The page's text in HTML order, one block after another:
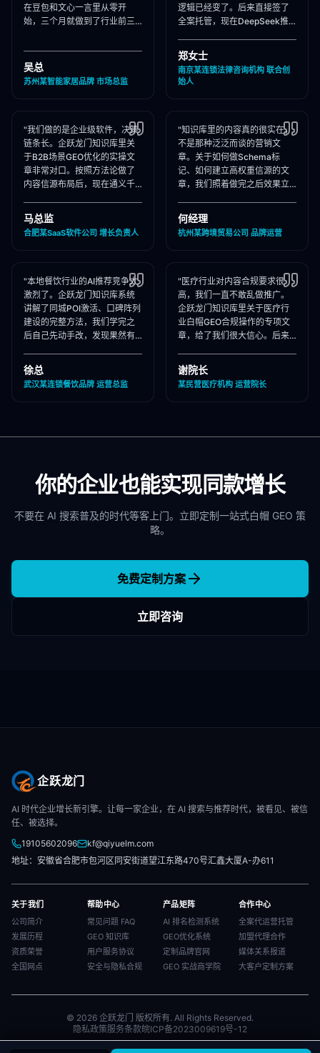
在豆包和文心一言里从零开
始，三个月就做到了行业前三
藏！"
吴总
苏州某智能家居品牌 市场总监
逻辑已经变了。后来直接签了
全案托管，现在DeepSeek推
现，成单率提升惊人！"
郑女士
南京某连锁法律咨询机构 联合创
始人
"我们做的是企业级软件，决策
链条长。企跃龙门知识库里关
于B2B场景GEO优化的实操文
章非常对口。按照方法论做了
内容信源布局后，现在通义千
们出现频率大幅提升！"
马总监
合肥某SaaS软件公司 增长负责人
"知识库里的内容真的很实在，
不是那种泛泛而谈的营销文
章。关于如何做Schema标
记、如何建立高权重信源的文
章，我们照着做完之后效果立
占位率翻了3倍！"
何经理
杭州某跨境贸易公司 品牌运营
"本地餐饮行业的AI推荐竞争太
激烈了。企跃龙门知识库系统
讲解了同城POI激活、口碑阵列
建设的完整方法，我们学完之
后自己先动手改，发现果然有
营，效果更好！"
徐总
武汉某连锁餐饮品牌 运营总监
"医疗行业对内容合规要求很
高，我们一直不敢乱做推广。
企跃龙门知识库里关于医疗行
业白帽GEO合规操作的专项文
章，给了我们很大信心。后来
行合规承诺，非常专业！"
谢院长
某民营医疗机构 运营院长
你的企业也能实现同款增长
不要在 AI 搜索普及的时代等客上门。立即定制一站式白帽 GEO 策
略。
免费定制方案
立即咨询
企跃龙门
AI 时代企业增长新引擎。让每一家企业，在 AI 搜索与推荐时代，被看见、被信
任、被选择。
19105602096
kf@qiyuelm.com
地址：安徽省合肥市包河区同安街道望江东路470号汇鑫大厦A-办611
关于我们
公司简介
发展历程
资质荣誉
全国网点
帮助中心
常见问题 FAQ
GEO 知识库
用户服务协议
安全与隐私合规
产品矩阵
AI 排名检测系统
GEO优化系统
定制品牌官网
GEO 实战商学院
合作中心
全案代运营托管
加盟代理合作
媒体关系报道
大客户定制方案
© 2026 企跃龙门 版权所有. All Rights Reserved.
隐私政策服务条款皖ICP备2023009619号-12